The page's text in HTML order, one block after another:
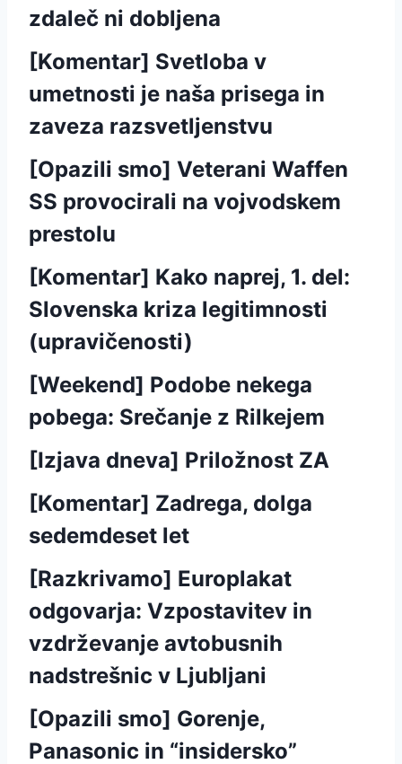
zdaleč ni dobljena
[Komentar] Svetloba v
umetnosti je naša prisega in
zaveza razsvetljenstvu
[Opazili smo] Veterani Waffen
SS provocirali na vojvodskem
prestolu
[Komentar] Kako naprej, 1. del:
Slovenska kriza legitimnosti
(upravičenosti)
[Weekend] Podobe nekega
pobega: Srečanje z Rilkejem
[Izjava dneva] Priložnost ZA
[Komentar] Zadrega, dolga
sedemdeset let
[Razkrivamo] Europlakat
odgovarja: Vzpostavitev in
vzdrževanje avtobusnih
nadstrešnic v Ljubljani
[Opazili smo] Gorenje,
Panasonic in “insidersko”